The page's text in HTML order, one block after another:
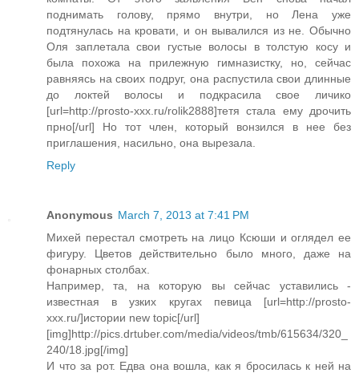
поднимать голову, прямо внутри, но Лена уже
подтянулась на кровати, и он вывалился из не. Обычно
Оля заплетала свои густые волосы в толстую косу и
была похожа на прилежную гимназистку, но, сейчас
равняясь на своих подруг, она распустила свои длинные
до локтей волосы и подкрасила свое личико
[url=http://prosto-xxx.ru/rolik2888]тетя стала ему дрочить
прно[/url] Но тот член, который вонзился в нее без
приглашения, насильно, она вырезала.
Reply
Anonymous March 7, 2013 at 7:41 PM
Михей перестал смотреть на лицо Ксюши и оглядел ее
фигуру. Цветов действительно было много, даже на
фонарных столбах.
Например, та, на которую вы сейчас уставились -
известная в узких кругах певица [url=http://prosto-
xxx.ru/]истории new topic[/url]
[img]http://pics.drtuber.com/media/videos/tmb/615634/320_
240/18.jpg[/img]
И что за рот. Едва она вошла, как я бросилась к ней на